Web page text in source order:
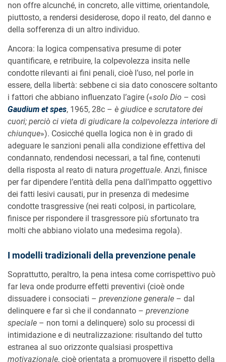
non offre alcunché, in concreto, alle vittime, orientandole,
piuttosto, a rendersi desiderose, dopo il reato, del danno e
della sofferenza di un altro individuo.
Ancora: la logica compensativa presume di poter
quantificare, e retribuire, la colpevolezza insita nelle
condotte rilevanti ai fini penali, cioè l’uso, nel porle in
essere, della libertà: sebbene ci sia dato conoscere soltanto
i fattori che abbiano influenzato l’agire («solo Dio – così
Gaudium et spes, 1965, 28c – è giudice e scrutatore dei
cuori; perciò ci vieta di giudicare la colpevolezza interiore di
chiunque»). Cosicché quella logica non è in grado di
adeguare le sanzioni penali alla condizione effettiva del
condannato, rendendosi necessari, a tal fine, contenuti
della risposta al reato di natura progettuale. Anzi, finisce
per far dipendere l’entità della pena dall’impatto oggettivo
dei fatti lesivi causati, pur in presenza di medesime
condotte trasgressive (nei reati colposi, in particolare,
finisce per rispondere il trasgressore più sfortunato tra
molti che abbiano violato una medesima regola).
I modelli tradizionali della prevenzione penale
Soprattutto, peraltro, la pena intesa come corrispettivo può
far leva onde produrre effetti preventivi (cioè onde
dissuadere i consociati – prevenzione generale – dal
delinquere e far sì che il condannato – prevenzione
speciale – non torni a delinquere) solo su processi di
intimidazione e di neutralizzazione: risultando del tutto
estranea al suo orizzonte qualsiasi prospettiva
motivazionale, cioè orientata a promuovere il rispetto della